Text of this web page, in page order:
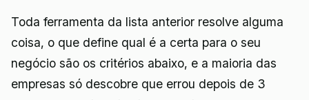
Toda ferramenta da lista anterior resolve alguma
coisa, o que define qual é a certa para o seu
negócio são os critérios abaixo, e a maioria das
empresas só descobre que errou depois de 3